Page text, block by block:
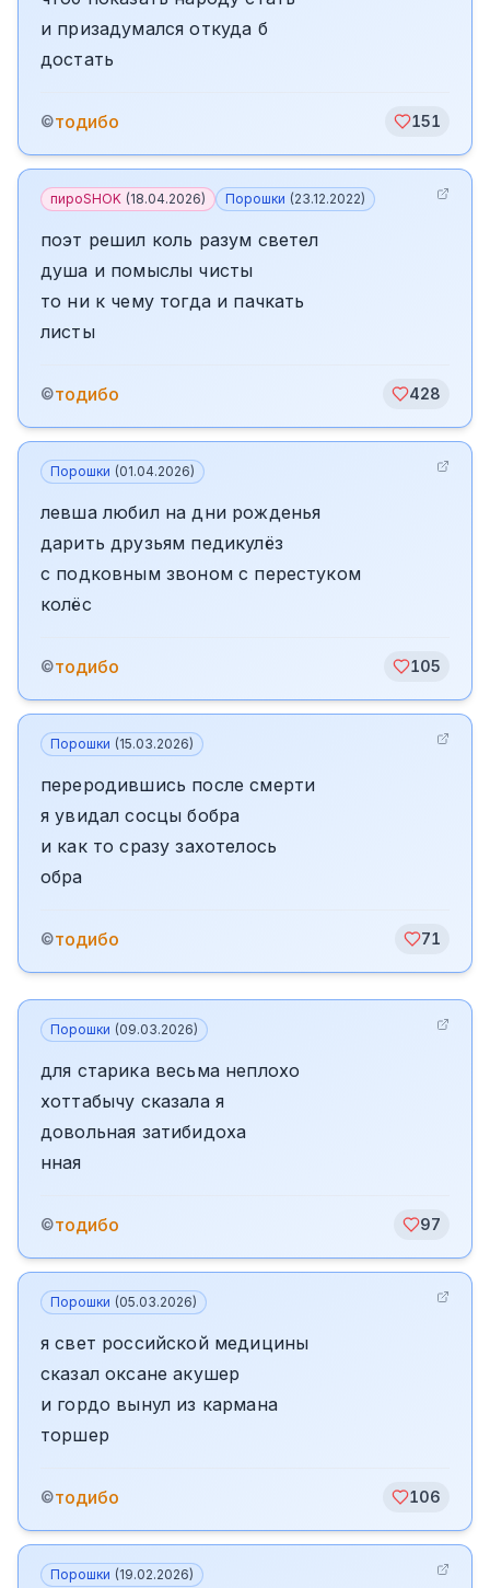
и призадумался откуда б
достать
©тодибо 151
пироSHOK (18.04.2026) Порошки (23.12.2022)
поэт решил коль разум светел
душа и помыслы чисты
то ни к чему тогда и пачкать
листы
©тодибо 428
Порошки (01.04.2026)
левша любил на дни рожденья
дарить друзьям педикулёз
с подковным звоном с перестуком
колёс
©тодибо 105
Порошки (15.03.2026)
переродившись после смерти
я увидал сосцы бобра
и как то сразу захотелось
обра
©тодибо 71
Порошки (09.03.2026)
для старика весьма неплохо
хоттабычу сказала я
довольная затибидоха
нная
©тодибо 97
Порошки (05.03.2026)
я свет российской медицины
сказал оксане акушер
и гордо вынул из кармана
торшер
©тодибо 106
Порошки (19.02.2026)